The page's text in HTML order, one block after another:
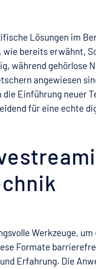
Lösungen im
bereits erwähnt,
während gehörlose
angewiesen
Einführung neuer
für eine echte
Werkzeuge,
Formate
Erfahrung. Die